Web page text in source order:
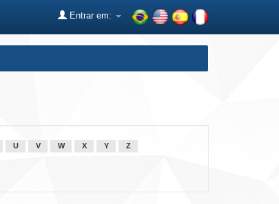
Entrar em:
U V W X Y Z